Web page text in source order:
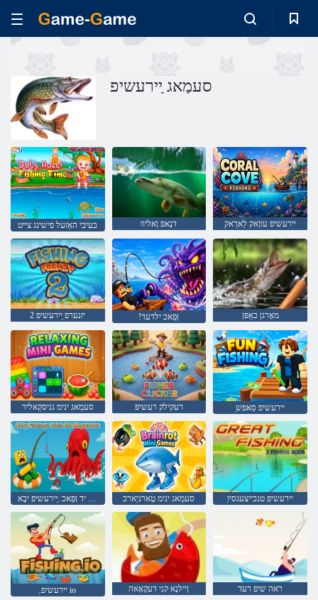
סעמַאג ַיירעשיפ
בעיבי האַזעל פישינג צייט דנָאּפ וָאליוו ַיירעשיפ עווָאק לַארָאק
2 יזנערפ ַיירעשיפ !ןּפַאכ ילדעד מאָרגן כאַפּן
סעמַאג ינימ גניסקַאליר רעקילק רעשיפ ַיירעשיפ סַאּפש
ןָאדָאלַאגעמ יד ןּפַאכ :ַיירעשיפ יבָא סעמַאג ינימ טָארניַארב ַיירעשיפ טנכייצעגסיו
.ַיירעשיפ io ןיילנָא קני דעקָאָאה ראה שיפ רעד